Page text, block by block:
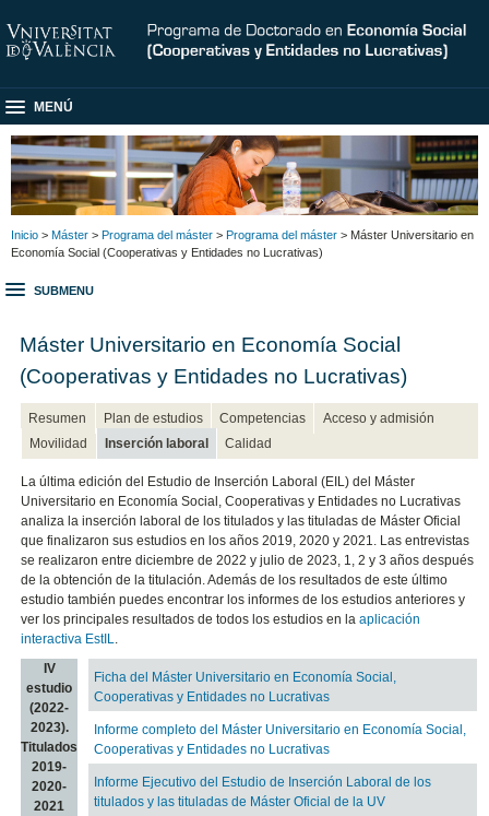
MENÚ
Inicio > Máster > Programa del máster > Programa del máster > Máster Universitario en
Economía Social (Cooperativas y Entidades no Lucrativas)
SUBMENU
Máster Universitario en Economía Social
(Cooperativas y Entidades no Lucrativas)
Resumen Plan de estudios Competencias
Acceso y admisión
Movilidad
Inserción laboral Calidad
La última edición del Estudio de Inserción Laboral (EIL) del Máster
Universitario en Economía Social, Cooperativas y Entidades no Lucrativas
analiza la inserción laboral de los titulados y las tituladas de Máster Oficial
que finalizaron sus estudios en los años 2019, 2020 y 2021. Las entrevistas
se realizaron entre diciembre de 2022 y julio de 2023, 1, 2 y 3 años después
de la obtención de la titulación. Además de los resultados de este último
estudio también puedes encontrar los informes de los estudios anteriores y
ver los principales resultados de todos los estudios en laaplicación
interactiva EstIL
IV
estudio
(2022-
2023).
Titulados
2019-
2020-
2021
Ficha del Máster Universitario en Economía Social,
Cooperativas y Entidades no Lucrativas
Informe completo del Máster Universitario en Economía Social,
Cooperativas y Entidades no Lucrativas
Informe Ejecutivo del Estudio de Inserción Laboral de los
titulados y las tituladas de Máster Oficial de la UV